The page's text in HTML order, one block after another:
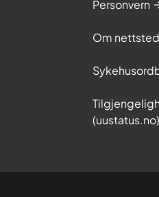
Personvern
Om
(uustatus.no)